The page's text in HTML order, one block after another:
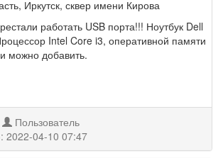
Иркутск, сквер имени Кирова
работать USB порта!!! Ноутбук Dell
Intel Core i3, оперативной памяти
можно добавить.
Пользователь
: 2022-04-10 07:47